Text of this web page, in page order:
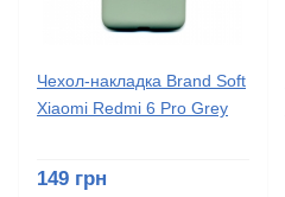
Чехол-накладка Brand Soft
Xiaomi Redmi 6 Pro Grey
149 грн